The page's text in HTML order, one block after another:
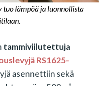
tuo lämpöä ja luonnollista
tammiviilutettuja
RS1625-
asennettiin sekä